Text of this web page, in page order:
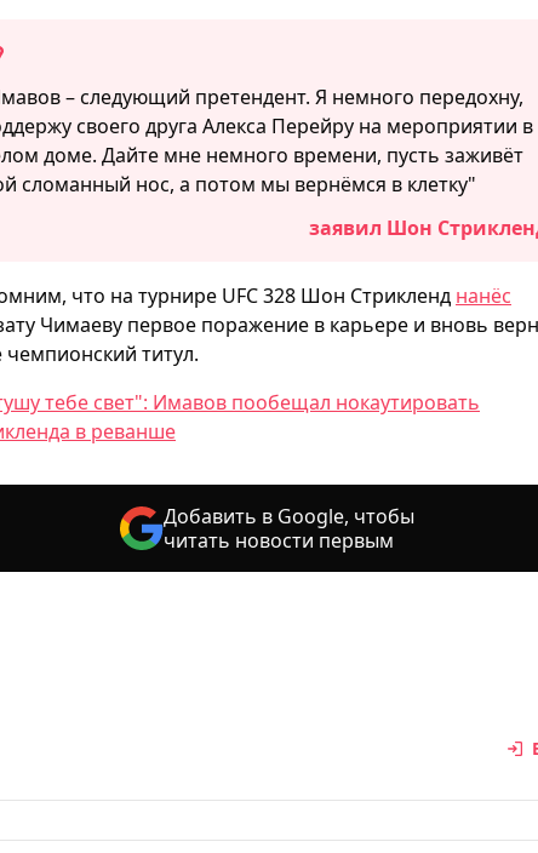
– следующий претендент. Я немного передохну,
своего друга Алекса Перейру на мероприятии в
доме. Дайте мне немного времени, пусть заживёт
сломанный нос, а потом мы вернёмся в клетку"
заявил Шон
что на турнире UFC 328 Шон Стрикленд нанёс
Чимаеву первое поражение в карьере и вновь
чемпионский титул.
тебе свет": Имавов пообещал нокаутировать
в реванше
Добавить в Google, чтобы
читать новости первым